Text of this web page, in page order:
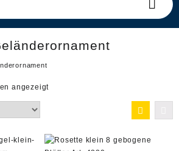
angezeigt